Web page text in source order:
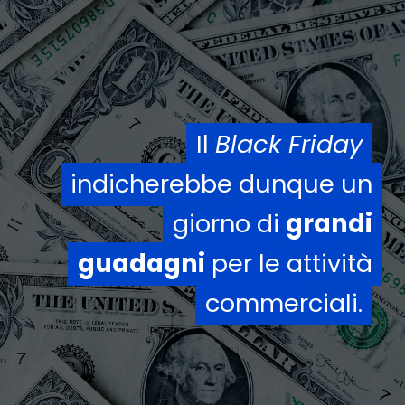
IlBlack Friday
indicherebbe dunque un
giorno di grandi
guadagni per le attività
commerciali.
IlBlack Friday
indicherebbe dunque un
giorno di grandi
guadagni per le attività
commerciali.